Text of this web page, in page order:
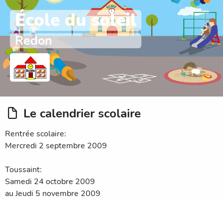
École du soleil
Redon
Le calendrier scolaire
Rentrée scolaire:
Mercredi 2 septembre 2009
Toussaint:
Samedi 24 octobre 2009
au Jeudi 5 novembre 2009